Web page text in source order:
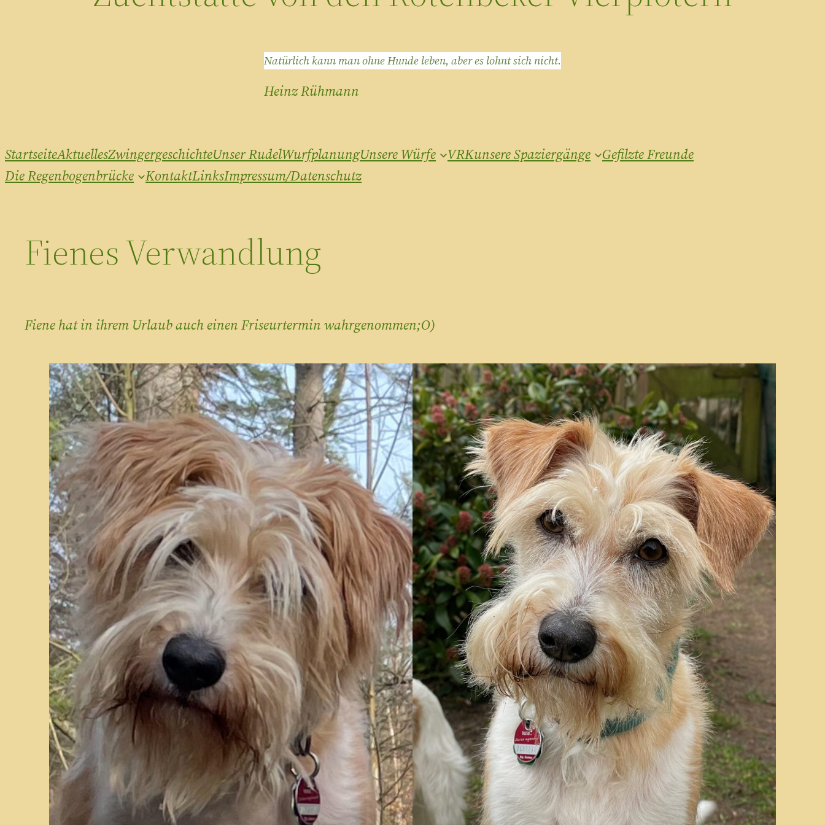
Natürlich kann man ohne Hunde leben, aber es lohnt sich nicht.
Heinz Rühmann
StartseiteAktuellesZwingergeschichteUnser RudelWurfplanungUnsere Würfe VRKunsere Spaziergänge
Gefilzte Freunde
Die Regenbogenbrücke
KontaktLinksImpressum/Datenschutz
Fienes Verwandlung
Fiene hat in ihrem Urlaub auch einen Friseurtermin wahrgenommen;O)